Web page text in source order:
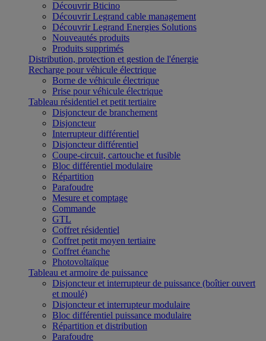
Découvrir Bticino
Découvrir Legrand cable management
Découvrir Legrand Energies Solutions
Nouveautés produits
Produits supprimés
Distribution, protection et gestion de l'énergie
Recharge pour véhicule électrique
Borne de véhicule électrique
Prise pour véhicule électrique
Tableau résidentiel et petit tertiaire
Disjoncteur de branchement
Disjoncteur
Interrupteur différentiel
Disjoncteur différentiel
Coupe-circuit, cartouche et fusible
Bloc différentiel modulaire
Répartition
Parafoudre
Mesure et comptage
Commande
GTL
Coffret résidentiel
Coffret petit moyen tertiaire
Coffret étanche
Photovoltaïque
Tableau et armoire de puissance
Disjoncteur et interrupteur de puissance (boîtier ouvert
et moulé)
Disjoncteur et interrupteur modulaire
Bloc différentiel puissance modulaire
Répartition et distribution
Parafoudre